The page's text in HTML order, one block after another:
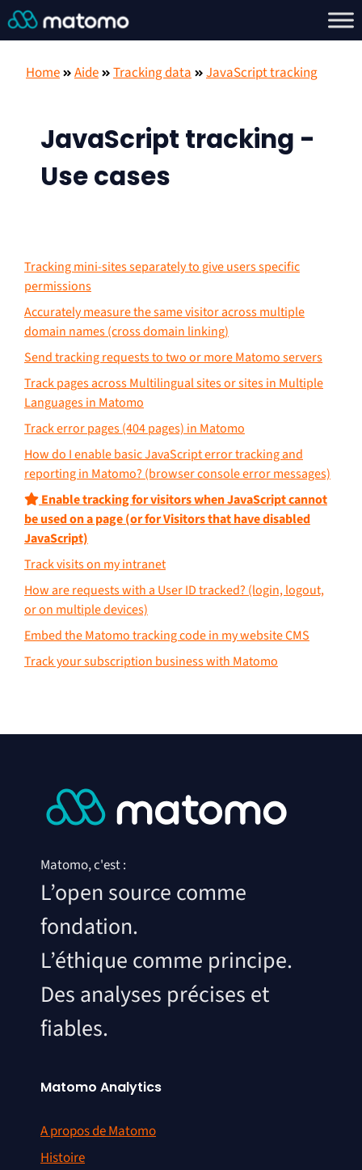
Home Aide Tracking data JavaScript tracking
JavaScript tracking -
Use cases
Tracking mini-sites separately to give users specific
permissions
Accurately measure the same visitor across multiple
domain names (cross domain linking)
Send tracking requests to two or more Matomo servers
Track pages across Multilingual sites or sites in Multiple
Languages in Matomo
Track error pages (404 pages) in Matomo
How do I enable basic JavaScript error tracking and
reporting in Matomo? (browser console error messages)
Enable tracking for visitors when JavaScript cannot
be used on a page (or for Visitors that have disabled
JavaScript)
Track visits on my intranet
How are requests with a User ID tracked? (login, logout,
or on multiple devices)
Embed the Matomo tracking code in my website CMS
Track your subscription business with Matomo
Matomo, c'est :
L’open source comme
fondation.
L’éthique comme principe.
Des analyses précises et
fiables.
Matomo Analytics
A propos de Matomo
Histoire